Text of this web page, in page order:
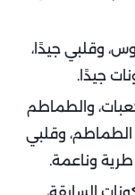
وقلبي جيدًا،
جيدًا.
والطماطم
وقلبي
وناعمة.